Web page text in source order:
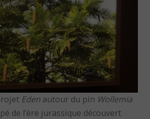
Edenautour du pin Wollemia
de l’ère jurassique découvert